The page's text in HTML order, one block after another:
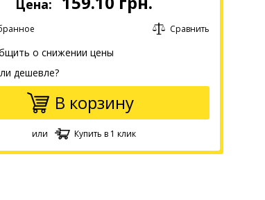
Цена:
Сравнить
о снижении цены
дешевле?
В корзину
или Купить в 1 клик